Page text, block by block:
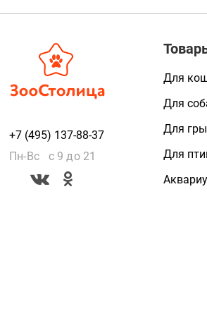
+7 (495) 137-88-37
Пн-Вс с 9 до 21
Для
Для
Для
Для